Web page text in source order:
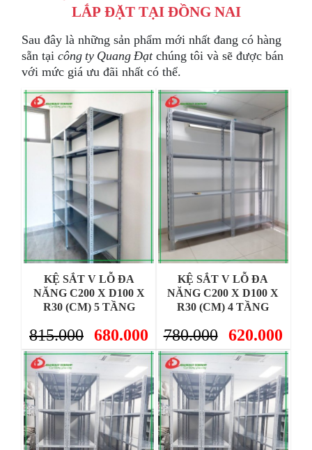
LẮP ĐẶT TẠI ĐỒNG NAI
Sau đây là những sản phẩm mới nhất đang có hàng
sẵn tạicông ty Quang Đạtchúng tôi và sẽ được bán
với mức giá ưu đãi nhất có thể.
KỆ SẮT V LỖ ĐA
NĂNG C200 X D100 X
R30 (CM) 5 TẦNG
815.000 680.000
KỆ SẮT V LỖ ĐA
NĂNG C200 X D100 X
R30 (CM) 4 TẦNG
780.000 620.000